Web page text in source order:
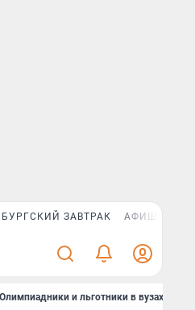
ЗАВТРАК АФИША PLUS
Олимпиадники и льготники в вузах СПб